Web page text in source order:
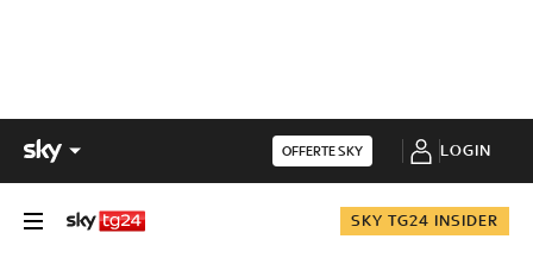
OFFERTE SKY LOGIN
SKY TG24 INSIDER